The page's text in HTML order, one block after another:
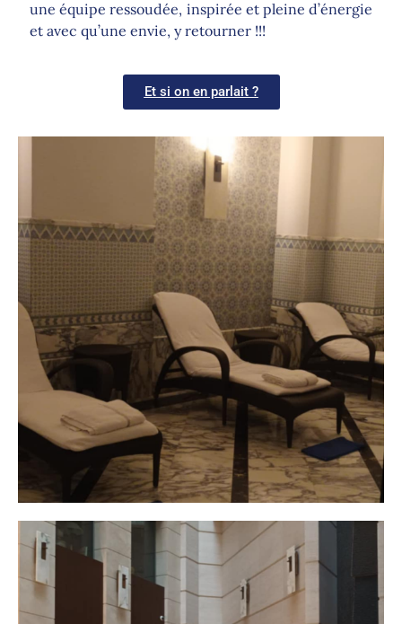
une équipe ressoudée, inspirée et pleine d’énergie
et avec qu’une envie, y retourner !!!
Et si on en parlait ?